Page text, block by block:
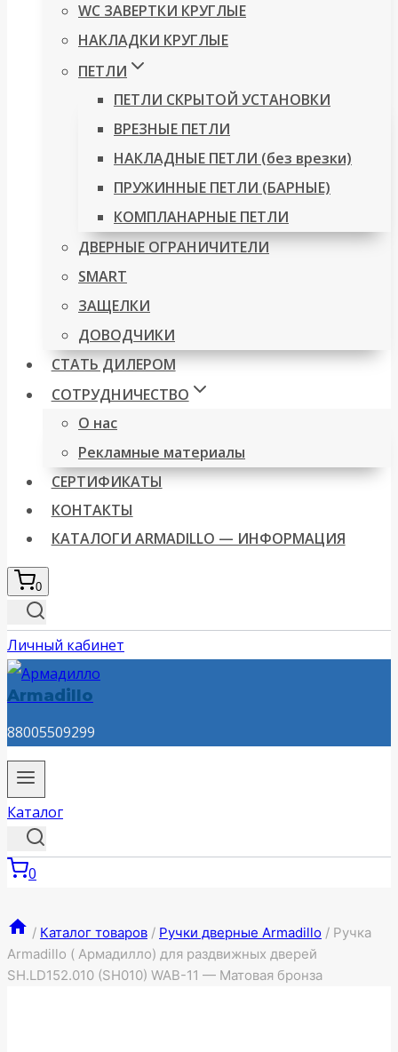
WC ЗАВЕРТКИ КРУГЛЫЕ
НАКЛАДКИ КРУГЛЫЕ
ПЕТЛИ
ПЕТЛИ СКРЫТОЙ УСТАНОВКИ
ВРЕЗНЫЕ ПЕТЛИ
НАКЛАДНЫЕ ПЕТЛИ (без врезки)
ПРУЖИННЫЕ ПЕТЛИ (БАРНЫЕ)
КОМПЛАНАРНЫЕ ПЕТЛИ
ДВЕРНЫЕ ОГРАНИЧИТЕЛИ
SMART
ЗАЩЕЛКИ
ДОВОДЧИКИ
СТАТЬ ДИЛЕРОМ
СОТРУДНИЧЕСТВО
О нас
Рекламные материалы
СЕРТИФИКАТЫ
КОНТАКТЫ
КАТАЛОГИ ARMADILLO — ИНФОРМАЦИЯ
0
Личный кабинет
Armadillo
88005509299
Каталог
0
/ Каталог товаров / Ручки дверные Armadillo / Ручка
Armadillo ( Армадилло) для раздвижных дверей
SH.LD152.010 (SH010) WAB-11 — Матовая бронза